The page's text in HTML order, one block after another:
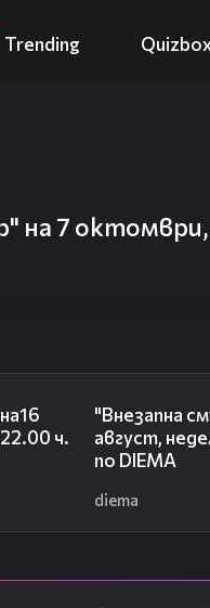
Trending
на 7
ч.
"Внезапна
август,
по DIEMA
diema